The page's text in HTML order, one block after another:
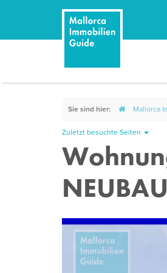
Sie sind hier: Mallorca
Zuletzt besuchte Seiten